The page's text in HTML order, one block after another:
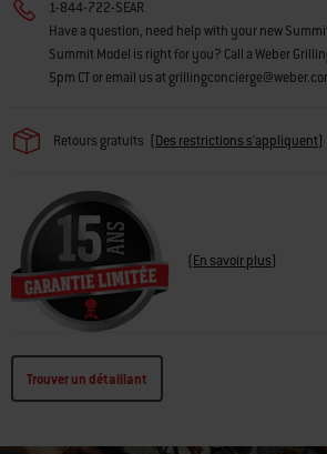
1-844-722-SEAR
Have a question, need help with your new
Summit Model is right for you? Call a Weber
5pm CT or email us at
Retours gratuits (Des restrictions s'appliquent)
(En savoir plus)
Trouver un détaillant